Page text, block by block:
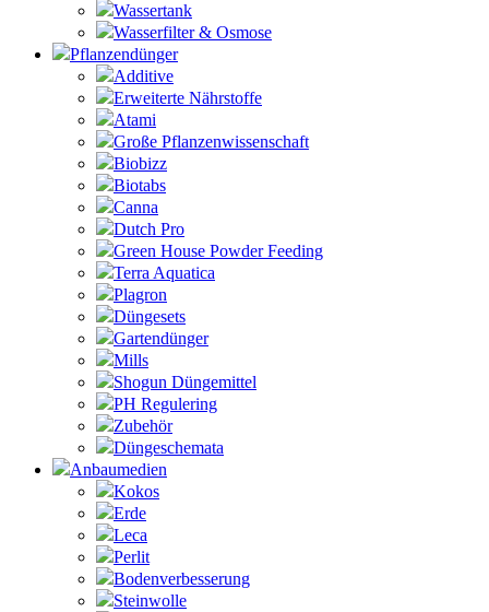
Wassertank
Wasserfilter & Osmose
Pflanzendünger
Additive
Erweiterte Nährstoffe
Atami
Große Pflanzenwissenschaft
Biobizz
Biotabs
Canna
Dutch Pro
Green House Powder Feeding
Terra Aquatica
Plagron
Düngesets
Gartendünger
Mills
Shogun Düngemittel
PH Regulering
Zubehör
Düngeschemata
Anbaumedien
Kokos
Erde
Leca
Perlit
Bodenverbesserung
Steinwolle